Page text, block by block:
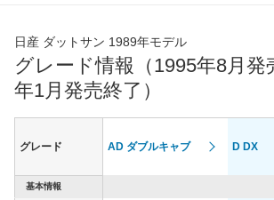
日産 ダットサン 1989年モデル
グレード情報（1995年8月発
年1月発売終了）
グレード AD ダブルキャブ D DX
基本情報